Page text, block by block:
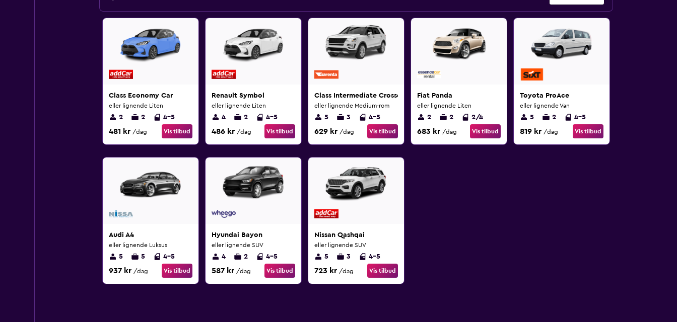
Class Economy Car
eller lignende Liten
2 2 4-5
481 kr /dag Vis tilbud
Renault Symbol
eller lignende Liten
4 2 4-5
486 kr /dag Vis tilbud
Class Intermediate Crossover
eller lignende Medium-rom
5 3 4-5
629 kr /dag Vis tilbud
Fiat Panda
eller lignende Liten
2 2 2/4
683 kr /dag Vis tilbud
Toyota ProAce
eller lignende Van
5 2 4-5
819 kr /dag Vis tilbud
Audi A4
eller lignende Luksus
5 5 4-5
937 kr /dag Vis tilbud
Hyundai Bayon
eller lignende SUV
4 2 4-5
587 kr /dag Vis tilbud
Nissan Qashqai
eller lignende SUV
5 3 4-5
723 kr /dag Vis tilbud